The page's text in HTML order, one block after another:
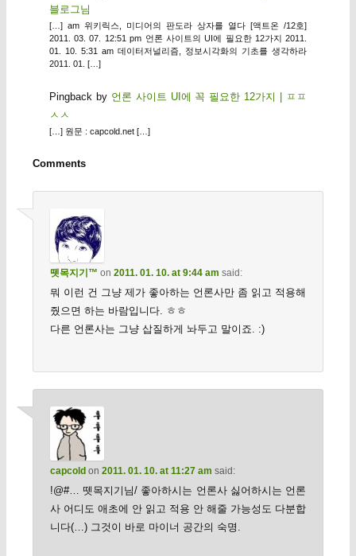
블로그님
[…] am 위키릭스, 미디어의 판도라 상자를 열다 [액트온 /12호]
2011. 03. 07. 12:51 pm 언론 사이트의 UI에 필요한 12가지 2011.
01. 10. 5:31 am 데이터저널리즘, 정보시각화의 기초를 생각하라
2011. 01. […]
Pingback by 언론 사이트 UI에 꼭 필요한 12가지 | ㅍㅍ
ㅅㅅ
[…] 원문 : capcold.net […]
Comments
뗏목지기™ on 2011. 01. 10. at 9:44 am said:
뭐 이런 건 그냥 제가 좋아하는 언론사만 좀 읽고 적용해
줬으면 하는 바람입니다. ㅎㅎ
다른 언론사는 그냥 삽질하게 놔두고 말이죠. :)
capcold on 2011. 01. 10. at 11:27 am said:
!@#… 뗏목지기님/ 좋아하시는 언론사 싫어하시는 언론
사 어디도 애초에 안 읽고 적용 안 해줄 가능성도 다분합
니다(…) 그것이 바로 마이너 공간의 숙명.